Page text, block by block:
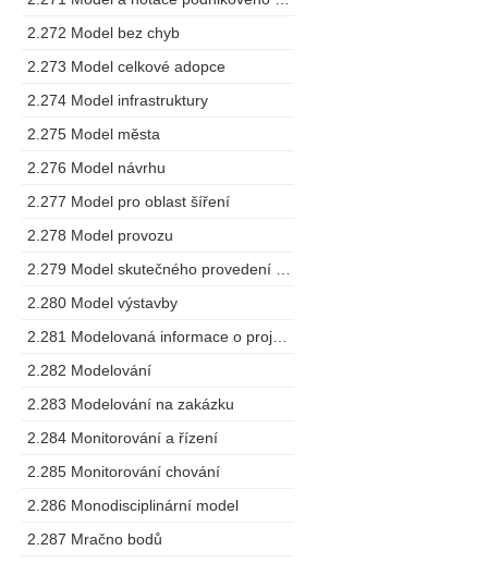
2.272 Model bez chyb
2.273 Model celkové adopce
2.274 Model infrastruktury
2.275 Model města
2.276 Model návrhu
2.277 Model pro oblast šíření
2.278 Model provozu
2.280 Model výstavby
2.282 Modelování
2.283 Modelování na zakázku
2.284 Monitorování a řízení
2.285 Monitorování chování
2.286 Monodisciplinární model
2.287 Mračno bodů